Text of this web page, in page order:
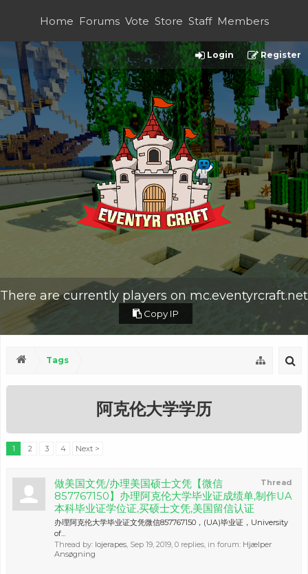
Home Forums Vote Store Staff Members
Login Register
There are currently players on mc.eventyrcraft.net
Copy IP
Tags
阿克伦大学学历
1 2 3 4 Next >
Thread
做美国文凭/办理美国硕士文凭【微信
857767150】办理阿克伦大学毕业证成绩单,制作UA
本科毕业证学位证,买硕士文凭,美国留信认证
办理阿克伦大学毕业证文凭微信857767150，(UA)毕业证，University
of...
Thread by: lojerapes, Sep 19, 2019, 0 replies, in forum: Hjælper
Ansøgning